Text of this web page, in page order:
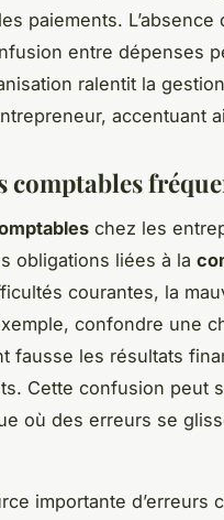
paiements.
entre dépenses
ralentit la
accentuant
comptables
chez les
obligations liées à la
courantes, la
confondre une
fausse les résultats
Cette confusion peut
où des erreurs se
importante d’erreurs